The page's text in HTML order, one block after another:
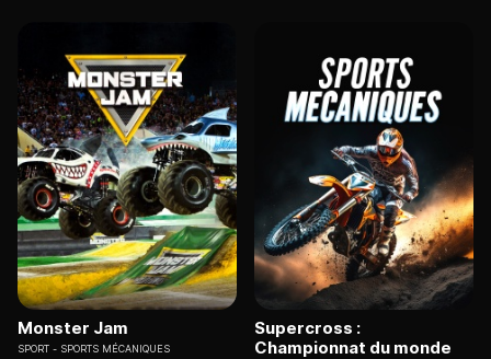
Monster Jam
SPORT SPORTS MÉCANIQUES
Supercross :
Championnat du monde